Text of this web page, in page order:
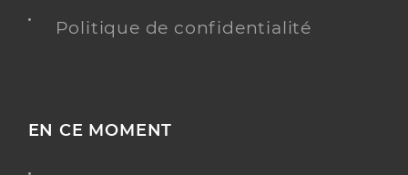
Politique de confidentialité
EN CE MOMENT